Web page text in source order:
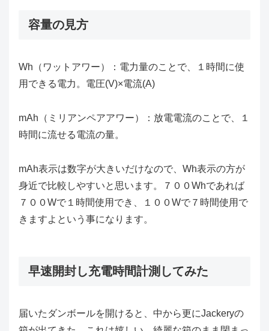
容量の見方
Wh（ワットアワー）：電力量のことで、１時間に使
用できる電力。電圧(V)×電流(A)
mAh（ミリアンペアアワー）：放電電流のことで、１
時間に流せる電流の量。
mAh表示は数字が大きいだけなので、Wh表示の方が
身近で比較しやすいと思います。７００Whであれば
７００Wで１時間使用でき、１００Wで７時間使用で
きますよという事になります。
早速開封し充電時間計測してみた
届いたダンボールを開けると、中から更にJackeryの